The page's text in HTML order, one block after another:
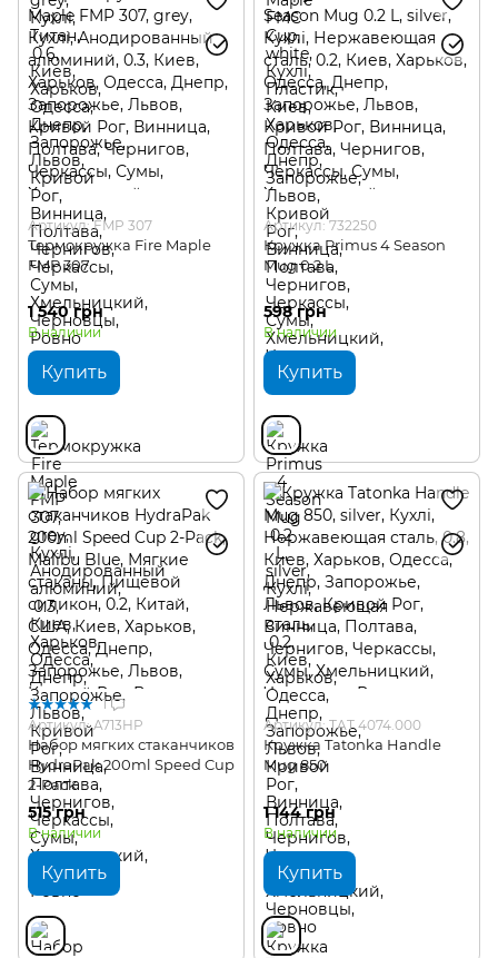
Артикул: FMP 307
Термокружка Fire Maple
FMP 307
1 540 грн
В наличии
Купить
Артикул: 732250
Кружка Primus 4 Season
Mug 0.2 L
598 грн
В наличии
Купить
1
Артикул: A713HP
Набор мягких стаканчиков
HydraPak 200ml Speed Cup
2-Pack
515 грн
В наличии
Купить
Артикул: TAT 4074.000
Кружка Tatonka Handle
Mug 850
1 144 грн
В наличии
Купить